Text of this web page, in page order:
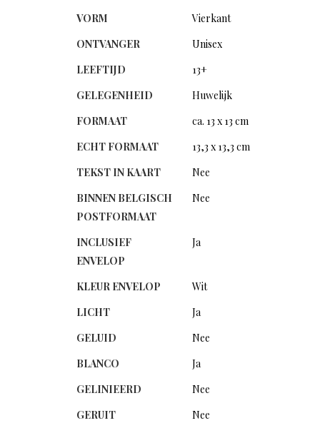
VORM
Vierkant
ONTVANGER
Unisex
LEEFTIJD
13+
GELEGENHEID
Huwelijk
FORMAAT
ca. 13 x 13 cm
ECHT FORMAAT
13,3 x 13,3 cm
TEKST IN KAART
Nee
BINNEN BELGISCH
POSTFORMAAT
Nee
INCLUSIEF
ENVELOP
Ja
KLEUR ENVELOP
Wit
LICHT
Ja
GELUID
Nee
BLANCO
Ja
GELINIEERD
Nee
GERUIT
Nee